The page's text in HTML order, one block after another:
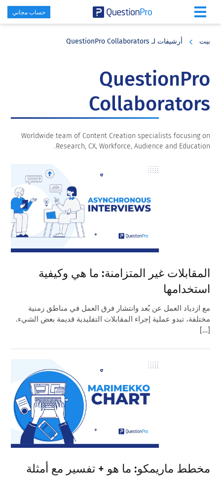
حساب مجاني
بيت أرشيفات لـ QuestionPro Collaborators
QuestionPro
Collaborators
Worldwide team of Content Creation specialists focusing on
Research, CX, Workforce, Audience and Education.
المقابلات غير المتزامنة: ما هي وكيفية
استخدامها
مع ازدياد العمل عن بُعد وانتشار فرق العمل في مناطق زمنية
مختلفة، تبدو عملية إجراء المقابلات التقليدية قديمة بعض الشيء.
[…]
مخطط ماريمكو: ما هو + تفسير مع أمثلة